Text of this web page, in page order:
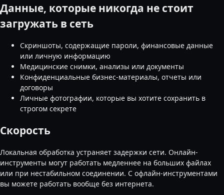
Данные, которые никогда не стоит
загружать в сеть
Скриншоты, содержащие пароли, финансовые данные
или личную информацию
Медицинские снимки, анализы или документы
Конфиденциальные бизнес-материалы, отчеты или
договоры
Личные фотографии, которые вы хотите сохранить в
строгом секрете
Скорость
Локальная обработка устраняет задержки сети. Онлайн-
инструменты могут работать медленнее на больших файлах
или при нестабильном соединении. С офлайн-инструментами
вы можете работать вообще без интернета.